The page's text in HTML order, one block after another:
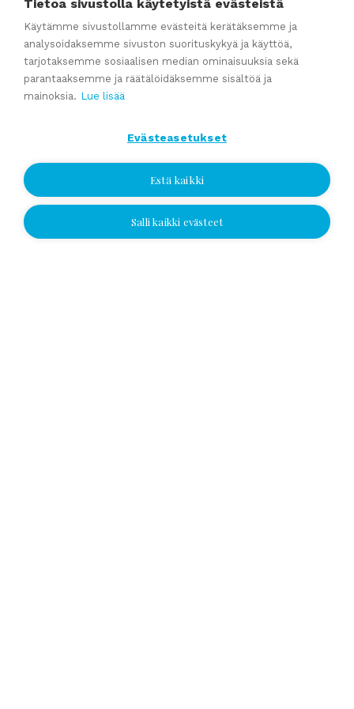
Kauppasopimukset
Katso kaikki
Webinaaritallenne: Onko yrityksesi myyntikunnossa? Näin
valmistaudut yrityskauppaan ajoissa
Jätä yhteydenottopyyntö
Tietoa sivustolla käytetyistä evästeistä
Käytämme sivustollamme evästeitä kerätäksemme ja
analysoidaksemme sivuston suorituskykyä ja käyttöä,
tarjotaksemme sosiaalisen median ominaisuuksia sekä
parantaaksemme ja räätälöidäksemme sisältöä ja
mainoksia. Lue lisää
Evästeasetukset
Estä kaikki
Salli kaikki evästeet